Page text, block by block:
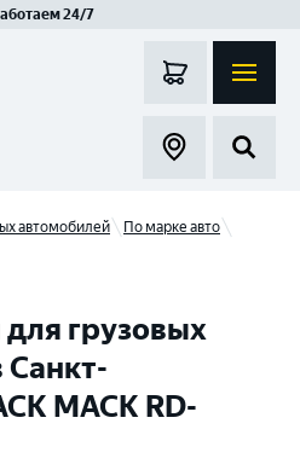
24/7
автомобилей
По марке авто
грузовых
MACK RD-